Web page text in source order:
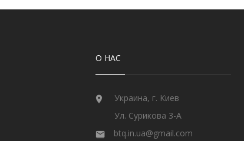
О НАС
Украина, г. Киев
Ул. Сурикова 3-А
btq.in.ua@gmail.com